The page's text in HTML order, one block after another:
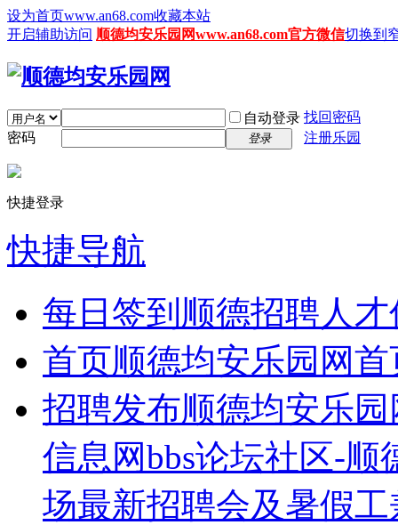
设为首页www.an68.com收藏本站
开启辅助访问 顺德均安乐园网www.an68.com官方微信切换到
自动登录 找回密码
密码
登录 注册乐园
快捷登录
快捷导航
每日签到 顺德招聘人
首页顺德均安乐园网首
招聘发布顺德均安乐
信息网bbs论坛社区-
场最新招聘会及暑假